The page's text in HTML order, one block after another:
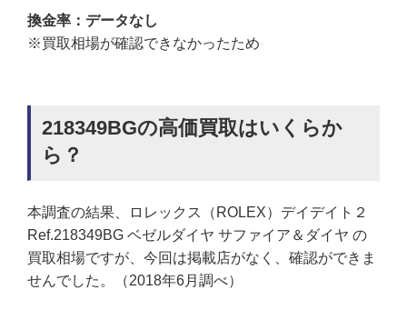
換金率：データなし
※買取相場が確認できなかったため
218349BGの高価買取はいくらか
ら？
本調査の結果、ロレックス（ROLEX）デイデイト２
Ref.218349BG ベゼルダイヤ サファイア＆ダイヤ の
買取相場ですが、今回は掲載店がなく、確認ができま
せんでした。（2018年6月調べ）